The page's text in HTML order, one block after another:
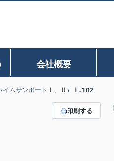
会社概要
イムサンポートⅠ、Ⅱ Ⅰ-102
印刷する